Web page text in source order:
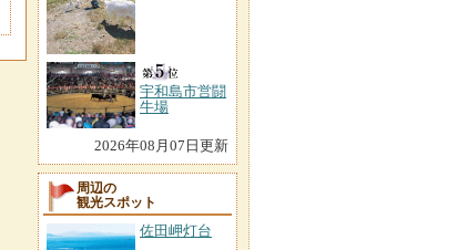
宇和島市営闘
牛場
2026年08月07日更新
周辺の
観光スポット
佐田岬灯台